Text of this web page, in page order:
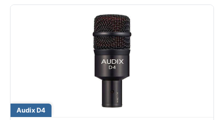
Audix D4